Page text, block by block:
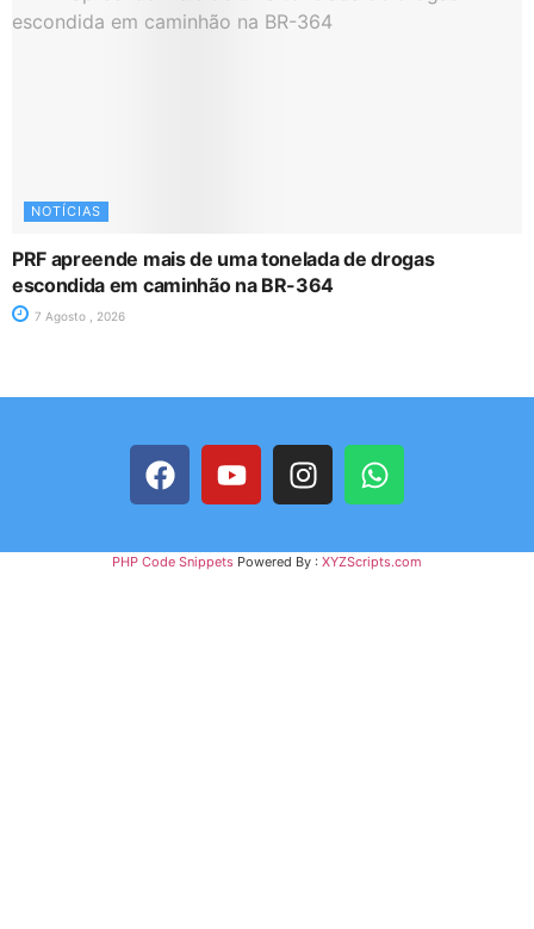
NOTÍCIAS
PRF apreende mais de uma tonelada de drogas
escondida em caminhão na BR-364
7 Agosto , 2026
PHP Code Snippets Powered By : XYZScripts.com